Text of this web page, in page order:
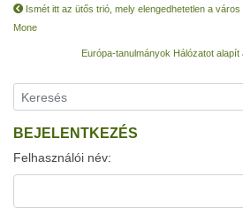
Ismét itt az ütős trió, mely elengedhetetlen a
Mone
Európa-tanulmányok Hálózatot
BEJELENTKEZÉS
Felhasználói név: